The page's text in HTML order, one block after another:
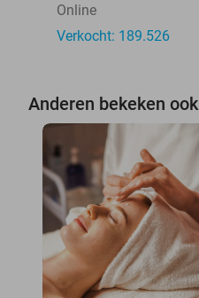
Online
Verkocht: 189.526
Anderen bekeken ook